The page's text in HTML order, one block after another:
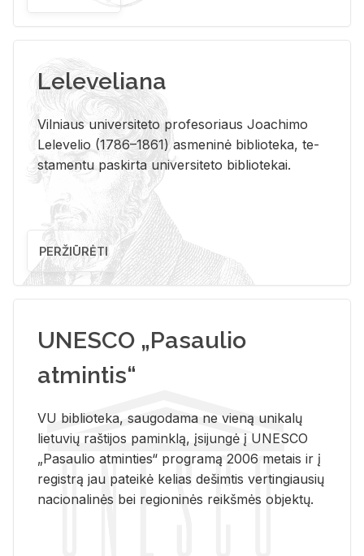
Leleveliana
Vil­niaus uni­ver­si­te­to pro­fe­so­riaus Jo­a­chi­mo
Le­le­ve­lio (1786–1861) as­me­ni­nė bi­b­lio­te­ka, te­
sta­men­tu pa­skir­ta uni­ver­si­te­to bi­b­lio­te­kai.
PERŽIŪRĖTI
UNESCO „Pasaulio
atmintis“
VU biblioteka, saugodama ne vieną unikalų
lietuvių raštijos paminklą, įsijungė į UNESCO
„Pasaulio atminties“ programą 2006 metais ir į
registrą jau pateikė kelias dešimtis vertingiausių
nacionalinės bei regioninės reikšmės objektų.